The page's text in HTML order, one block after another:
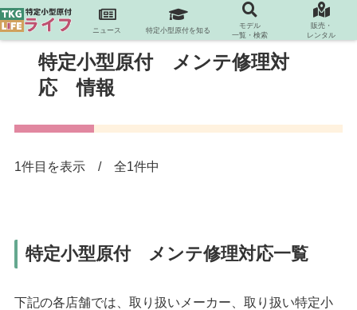
特定小型原付 メンテ修理対
応 情報
1件目を表示 / 全1件中
特定小型原付 メンテ修理対応一覧
下記の各店舗では、取り扱いメーカー、取り扱い特定小
ニュース 特定小型原付を知る
モデル
一覧・検索
販売・
レンタル